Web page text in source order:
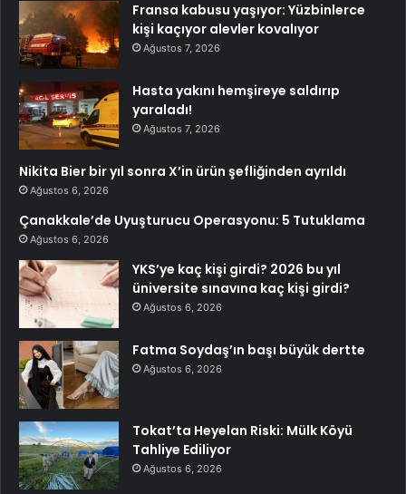
Fransa kabusu yaşıyor: Yüzbinlerce
kişi kaçıyor alevler kovalıyor
Ağustos 7, 2026
Hasta yakını hemşireye saldırıp
yaraladı!
Ağustos 7, 2026
Nikita Bier bir yıl sonra X’in ürün şefliğinden ayrıldı
Ağustos 6, 2026
Çanakkale’de Uyuşturucu Operasyonu: 5 Tutuklama
Ağustos 6, 2026
YKS’ye kaç kişi girdi? 2026 bu yıl
üniversite sınavına kaç kişi girdi?
Ağustos 6, 2026
Fatma Soydaş’ın başı büyük dertte
Ağustos 6, 2026
Tokat’ta Heyelan Riski: Mülk Köyü
Tahliye Ediliyor
Ağustos 6, 2026